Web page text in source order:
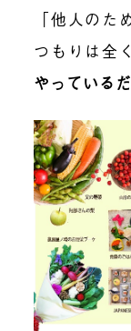
「他人のた
つもりは全
やっている